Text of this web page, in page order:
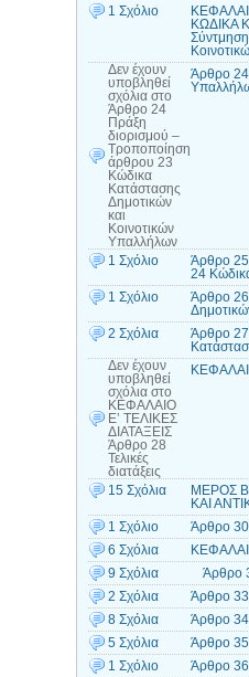
1 Σχόλιο
ΚΩΔΙΚΑ
Δεν έχουν
υποβληθεί
σχόλια στο
Άρθρο 24
Πράξη
διορισμού –
Τροποποίηση
άρθρου 23
Κώδικα
Κατάστασης
Δημοτικών
και
Κοινοτικών
Υπαλλήλων
Άρθρο 24
1 Σχόλιο
Άρθρο 25
24
1 Σχόλιο
Άρθρο 26
2 Σχόλια
Άρθρο 27
Δεν έχουν
υποβληθεί
σχόλια στο
ΚΕΦΑΛΑΙΟ
Ε’ ΤΕΛΙΚΕΣ
ΔΙΑΤΑΞΕΙΣ
Άρθρο 28
Τελικές
διατάξεις
15 Σχόλια
ΜΕΡΟΣ
ΚΑΙ
1 Σχόλιο
Άρθρο 30
6 Σχόλια
9 Σχόλια
Άρθρο
2 Σχόλια
Άρθρο 33
8 Σχόλια
Άρθρο 34
5 Σχόλια
Άρθρο 35
1 Σχόλιο
Άρθρο 36